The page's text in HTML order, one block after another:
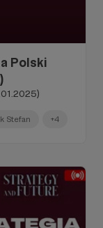
Polski
Stefan +4